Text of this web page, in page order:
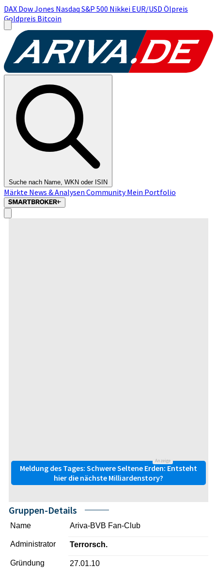
DAX Dow Jones Nasdaq S&P 500 Nikkei EUR/USD Ölpreis
Goldpreis Bitcoin
Suche nach Name, WKN oder ISIN
Märkte News & Analysen CommunityMein Portfolio
Anzeige
Meldung des Tages: Schwere Seltene Erden: Entsteht
hier die nächste Milliardenstory?
Gruppen-Details
Name Ariva-BVB Fan-Club
Administrator Terrorsch.
Gründung 27.01.10